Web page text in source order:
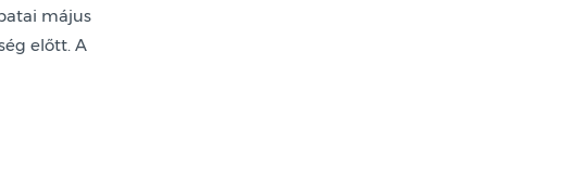
május
előtt. A